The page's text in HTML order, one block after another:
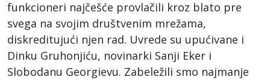
funkcioneri najčešće provlačili kroz blato pre
svega na svojim društvenim mrežama,
diskreditujući njen rad. Uvrede su upućivane i
Dinku Gruhonjiću, novinarki Sanji Eker i
Slobodanu Georgievu. Zabeležili smo najmanje